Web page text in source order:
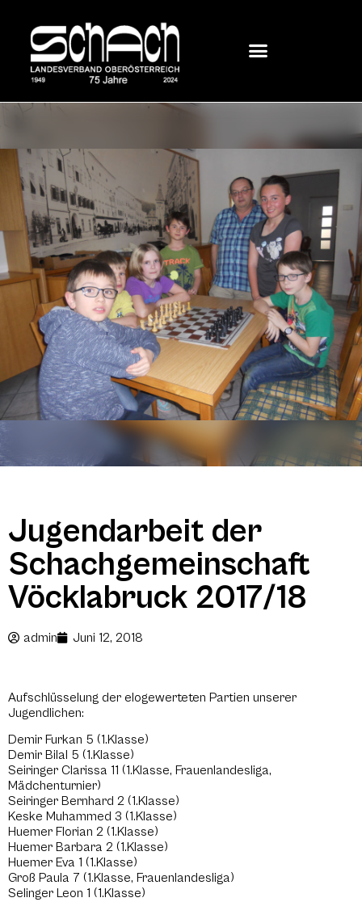
Jugendarbeit der
Schachgemeinschaft
Vöcklabruck 2017/18
admin Juni 12, 2018
Aufschlüsselung der elogewerteten Partien unserer
Jugendlichen:
Demir Furkan 5 (1.Klasse)
Demir Bilal 5 (1.Klasse)
Seiringer Clarissa 11 (1.Klasse, Frauenlandesliga,
Mädchenturnier)
Seiringer Bernhard 2 (1.Klasse)
Keske Muhammed 3 (1.Klasse)
Huemer Florian 2 (1.Klasse)
Huemer Barbara 2 (1.Klasse)
Huemer Eva 1 (1.Klasse)
Groß Paula 7 (1.Klasse, Frauenlandesliga)
Selinger Leon 1 (1.Klasse)